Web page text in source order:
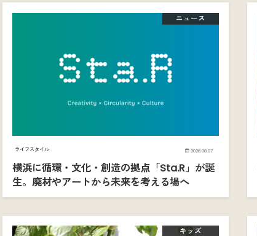
ニュース
ライフスタイル 2026.08.07
横浜に循環・文化・創造の拠点「Sta.R」が誕
生。廃材やアートから未来を考える場へ
キッズ